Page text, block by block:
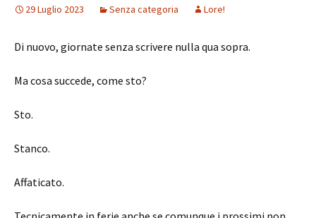
29 Luglio 2023 Senza categoria Lore!
Di nuovo, giornate senza scrivere nulla qua sopra.
Ma cosa succede, come sto?
Sto.
Stanco.
Affaticato.